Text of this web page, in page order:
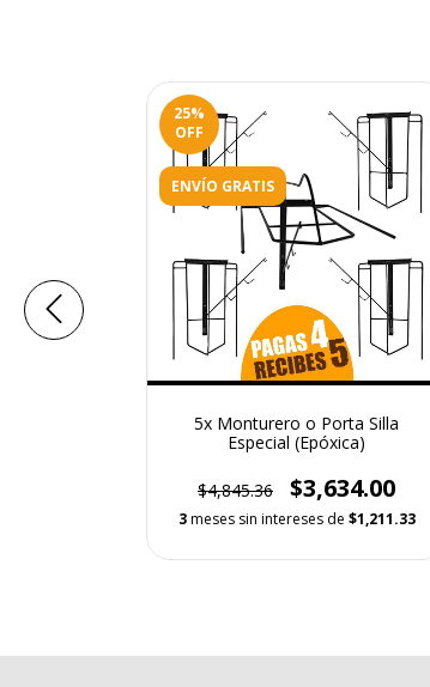
25%
OFF
ENVÍO GRATIS
5x Monturero o Porta Silla
Especial (Epóxica)
$4,845.36 $3,634.00
3 meses sin intereses de $1,211.33